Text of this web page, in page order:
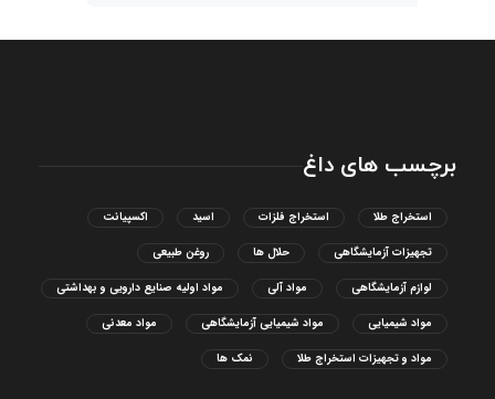
برچسب های داغ
استخراج طلا استخراج فلزات اسید اکسپیانت
تجهیزات آزمایشگاهی حلال ها روغن طبیعی
لوازم آزمایشگاهی مواد آلی مواد اولیه صنایع دارویی و بهداشتی
مواد شیمیایی مواد شیمیایی آزمایشگاهی مواد معدنی
مواد و تجهیزات استخراج طلا نمک ها